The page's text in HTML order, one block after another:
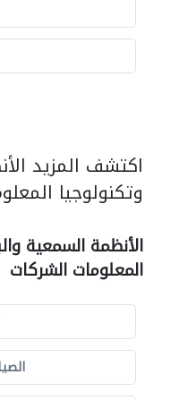
اكتشف المزيد
وتكنولوجيا
الأنظمة السمعية
المعلومات الشركات